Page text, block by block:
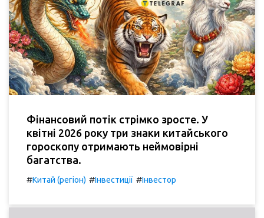
Фінансовий потік стрімко зросте. У
квітні 2026 року три знаки китайського
гороскопу отримають неймовірні
багатства.
#Китай (регіон) #Інвестиції #Інвестор